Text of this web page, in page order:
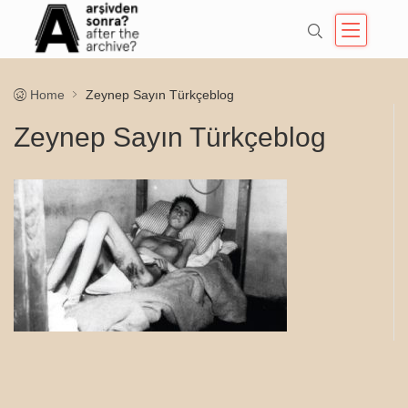
Home Zeynep Sayın Türkçeblog
Zeynep Sayın Türkçeblog